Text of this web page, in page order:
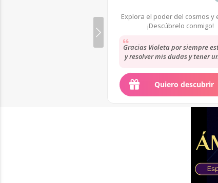
Explora el poder del cosmos y
¡Descúbrelo conmigo!
Gracias Violeta por siempre
y resolver mis dudas y tener
Quiero descubrir